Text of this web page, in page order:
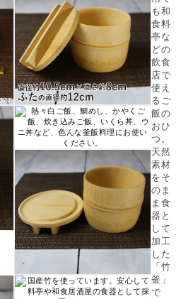
も和
食料
亭な
どの
飲食
店で
使え
るご
飯の
おひ
つ。
天然
素材
をそ
のま
ま食
器と
して
加工
した
「竹
釜」
で